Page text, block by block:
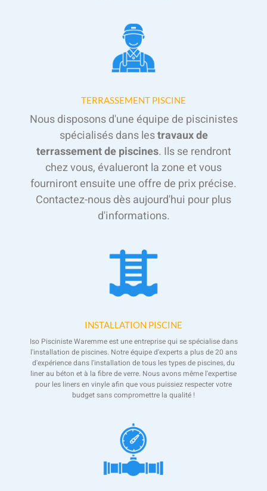
TERRASSEMENT PISCINE
Nous disposons d'une équipe de piscinistes
spécialisés dans lestravaux de
terrassement de piscines. Ils se rendront
chez vous, évalueront la zone et vous
fourniront ensuite une offre de prix précise.
Contactez-nous dès aujourd'hui pour plus
d'informations.
INSTALLATION PISCINE
Iso Pisciniste Waremme est une entreprise qui se spécialise dans
l'installation de piscines. Notre équipe d'experts a plus de 20 ans
d'expérience dans l'installation de tous les types de piscines, du
liner au béton et à la fibre de verre. Nous avons même l'expertise
pour les liners en vinyle afin que vous puissiez respecter votre
budget sans compromettre la qualité !